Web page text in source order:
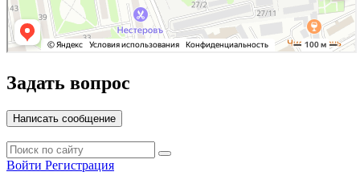
Задать вопрос
Написать сообщение
Войти Регистрация